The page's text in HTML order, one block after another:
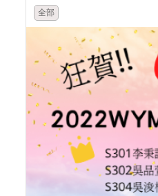
全部